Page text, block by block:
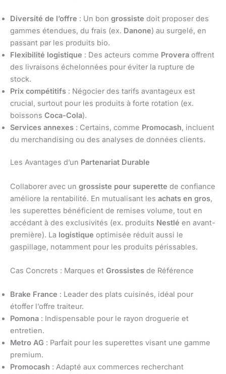
Diversité de l’offre : Un bon grossiste doit proposer des
gammes étendues, du frais (ex. Danone) au surgelé, en
passant par les produits bio.
Flexibilité logistique : Des acteurs comme Provera offrent
des livraisons échelonnées pour éviter la rupture de
stock.
Prix compétitifs : Négocier des tarifs avantageux est
crucial, surtout pour les produits à forte rotation (ex.
boissons Coca-Cola).
Services annexes : Certains, comme Promocash, incluent
du merchandising ou des analyses de données clients.
Les Avantages d’un Partenariat Durable
Collaborer avec un grossiste pour superette de confiance
améliore la rentabilité. En mutualisant les achats en gros,
les superettes bénéficient de remises volume, tout en
accédant à des exclusivités (ex. produits Nestlé en avant-
première). La logistique optimisée réduit aussi le
gaspillage, notamment pour les produits périssables.
Cas Concrets : Marques et Grossistes de Référence
Brake France : Leader des plats cuisinés, idéal pour
étoffer l’offre traiteur.
Pomona : Indispensable pour le rayon droguerie et
entretien.
Metro AG : Parfait pour les superettes visant une gamme
premium.
Promocash : Adapté aux commerces recherchant